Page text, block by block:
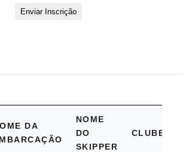
Enviar Inscrição
DA
NOME
DO
SKIPPER
CLUBE